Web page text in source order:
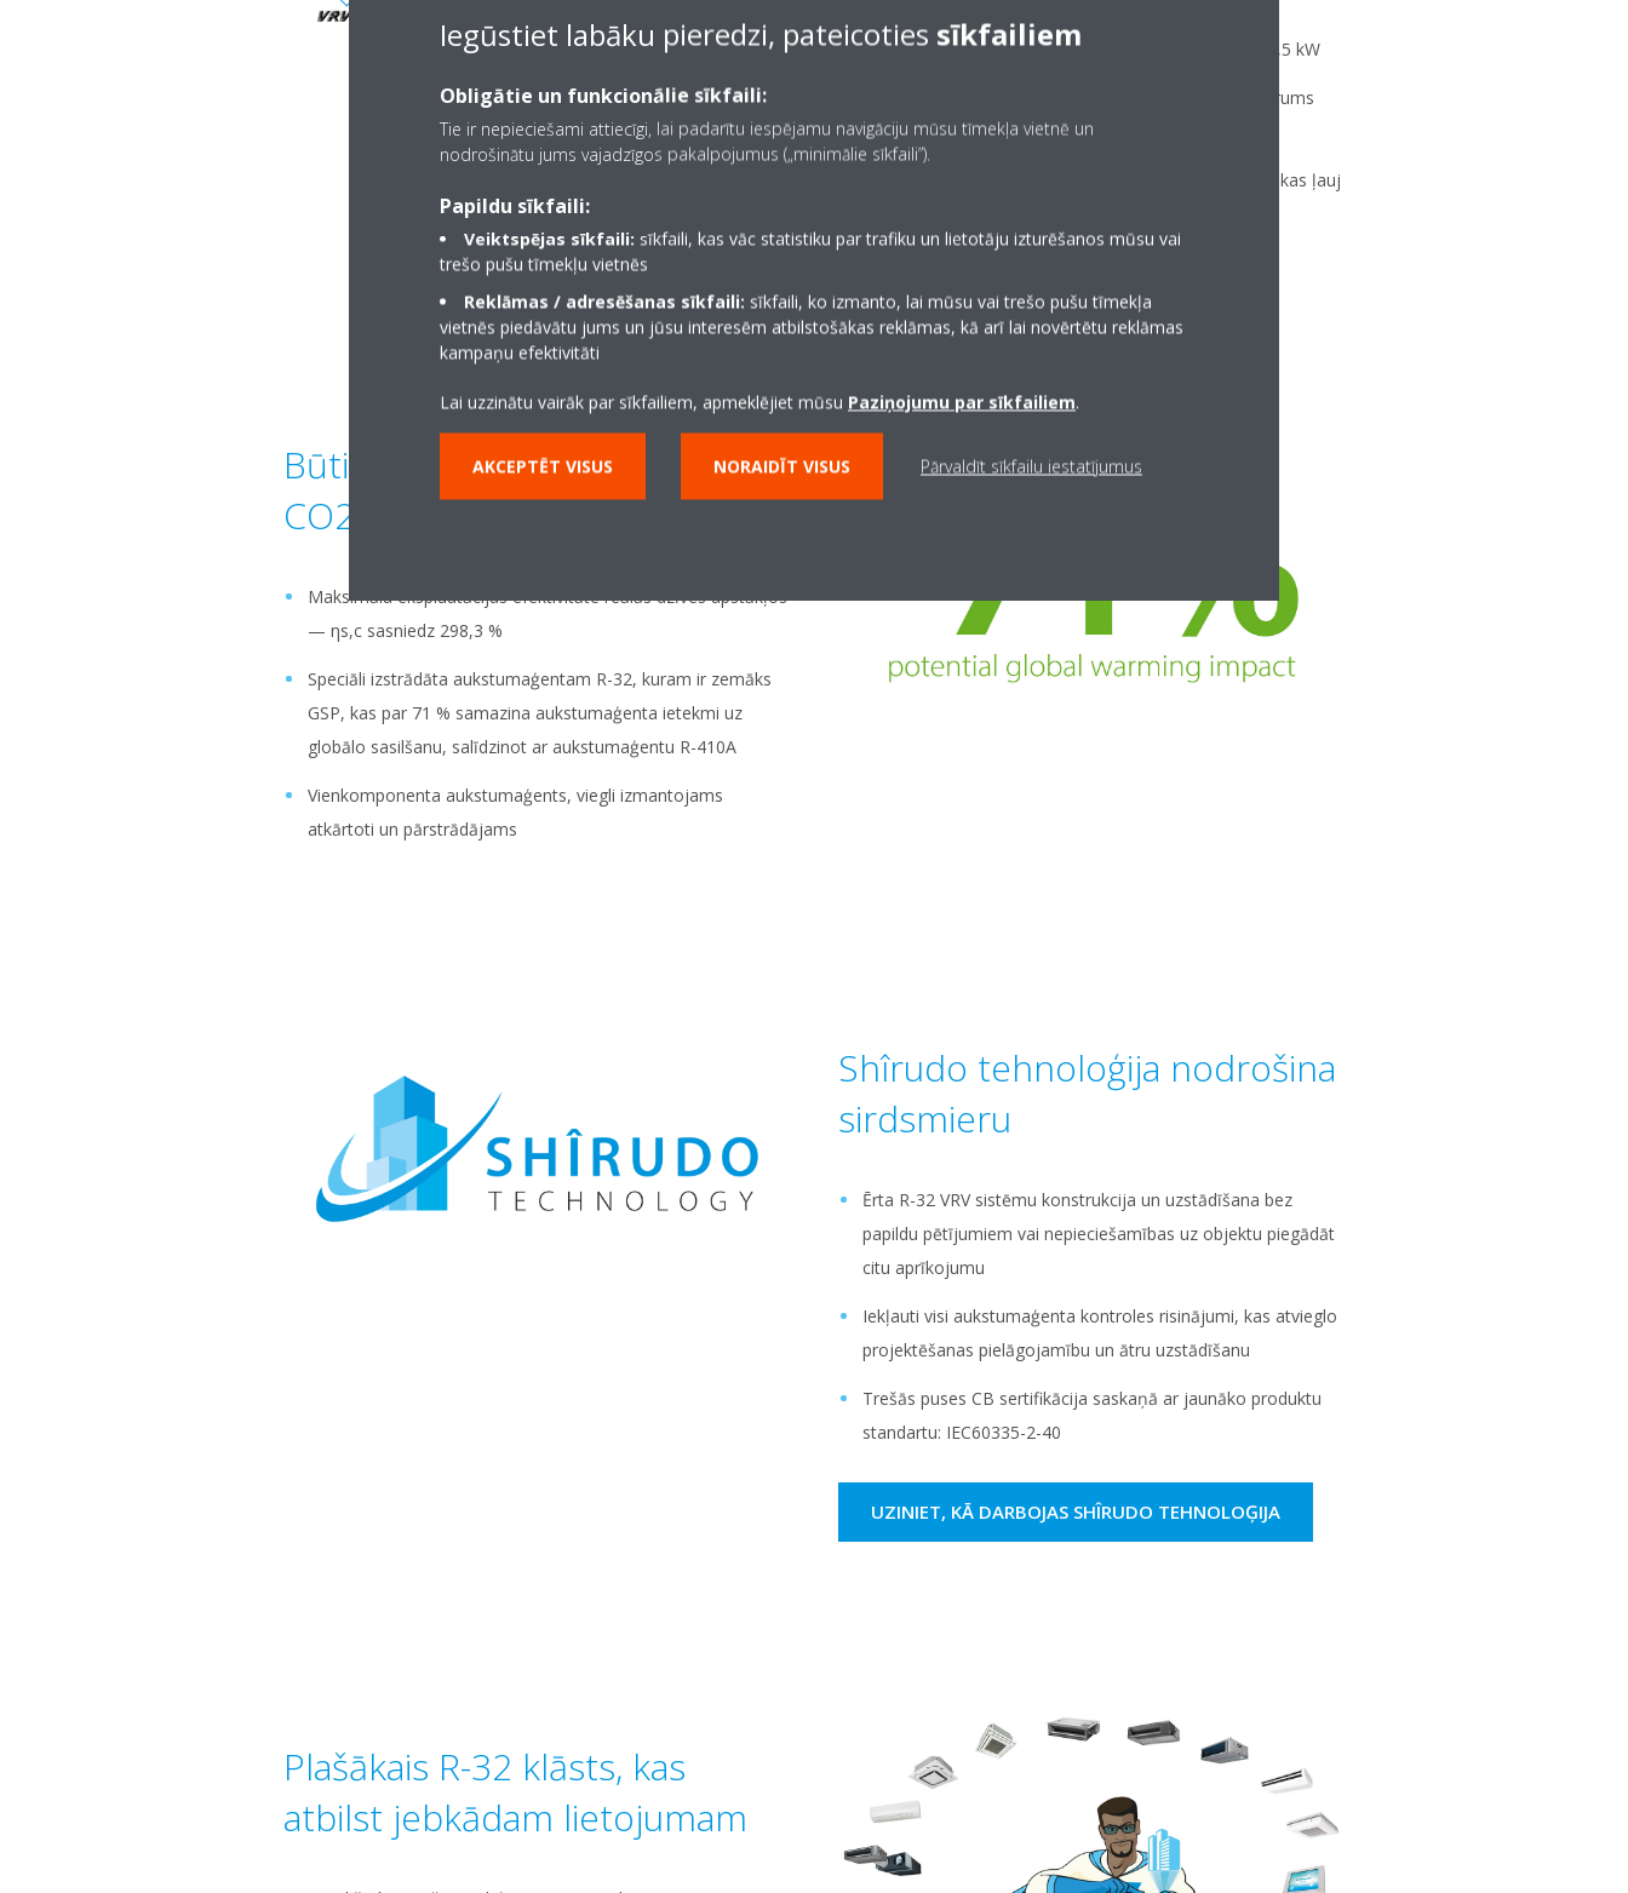
Nepārspējama āra ierīču jauda — no 12,1 kW līdz 87,5 kW
Palielināts cauruļu garums un augstums (kopējais garums
līdz pat 1000 m)
Klusa darbība, pateicoties 5 klusas skaņas pakāpēm, kas ļauj
Būtiski samazina jūsu ēkas
CO2 „pēdas nospiedumu”
Maksimāla ekspluatācijas efektivitāte reālās dzīves apstākļos
— ηs,c sasniedz 298,3 %
Speciāli izstrādāta aukstumaģentam R-32, kuram ir zemāks
GSP, kas par 71 % samazina aukstumaģenta ietekmi uz
globālo sasilšanu, salīdzinot ar aukstumaģentu R-410A
Vienkomponenta aukstumaģents, viegli izmantojams
atkārtoti un pārstrādājams
Shîrudo tehnoloģija nodrošina
sirdsmieru
Ērta R-32 VRV sistēmu konstrukcija un uzstādīšana bez
papildu pētījumiem vai nepieciešamības uz objektu piegādāt
citu aprīkojumu
Iekļauti visi aukstumaģenta kontroles risinājumi, kas atvieglo
projektēšanas pielāgojamību un ātru uzstādīšanu
Trešās puses CB sertifikācija saskaņā ar jaunāko produktu
standartu: IEC60335-2-40
UZINIET, KĀ DARBOJAS SHÎRUDO TEHNOLOĢIJA
Plašākais R-32 klāsts, kas
atbilst jebkādam lietojumam
Iegūstiet labāku pieredzi, pateicoties sīkfailiem
Obligātie un funkcionālie sīkfaili:
Tie ir nepieciešami attiecīgi, lai padarītu iespējamu navigāciju mūsu tīmekļa vietnē un
nodrošinātu jums vajadzīgos pakalpojumus („minimālie sīkfaili”).
Papildu sīkfaili:
Veiktspējas sīkfaili: sīkfaili, kas vāc statistiku par trafiku un lietotāju izturēšanos mūsu vai
trešo pušu tīmekļu vietnēs
Reklāmas / adresēšanas sīkfaili: sīkfaili, ko izmanto, lai mūsu vai trešo pušu tīmekļa
vietnēs piedāvātu jums un jūsu interesēm atbilstošākas reklāmas, kā arī lai novērtētu reklāmas
kampaņu efektivitāti
Lai uzzinātu vairāk par sīkfailiem, apmeklējiet mūsu Paziņojumu par sīkfailiem.
AKCEPTĒT VISUS NORAIDĪT VISUS Pārvaldīt sīkfailu iestatījumus